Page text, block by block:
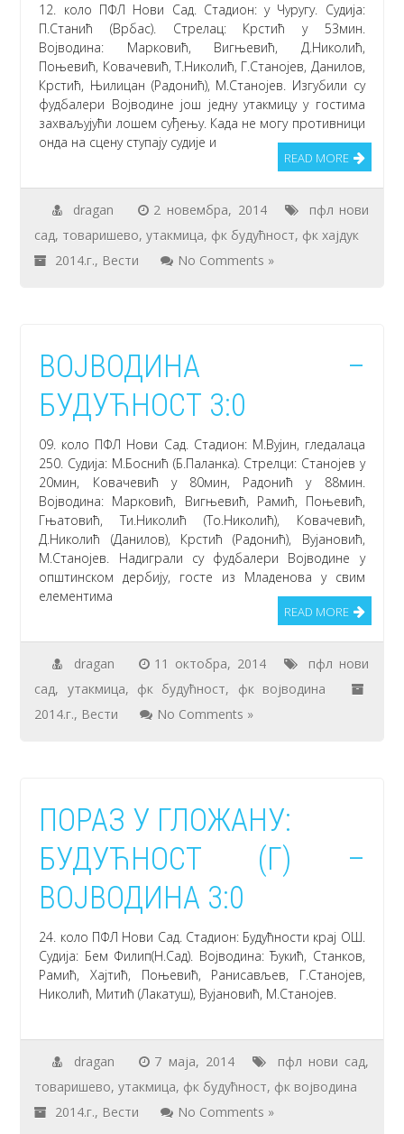
12. коло ПФЛ Нови Сад. Стадион: у Чуругу. Судија:
П.Станић (Врбас). Стрелац: Крстић у 53мин.
Војводина: Марковић, Вигњевић, Д.Николић,
Поњевић, Ковачевић, Т.Николић, Г.Станојев, Данилов,
Крстић, Њилицан (Радонић), М.Станојев. Изгубили су
фудбалери Војводине још једну утакмицу у гостима
захваљујући лошем суђењу. Када не могу противници
онда на сцену ступају судије и
READ MORE
dragan 2 новембра, 2014
пфл нови
сад, товаришево,утакмица, фк будућност, фк хајдук
2014.г., Вести No Comments »
ВОЈВОДИНА –
БУДУЋНОСТ 3:0
09. коло ПФЛ Нови Сад. Стадион: М.Вујин, гледалаца
250. Судија: М.Боснић (Б.Паланка). Стрелци: Станојев у
20мин, Ковачевић у 80мин, Радонић у 88мин.
Војводина: Марковић, Вигњевић, Рамић, Поњевић,
Гњатовић, Ти.Николић (То.Николић), Ковачевић,
Д.Николић (Данилов), Крстић (Радонић), Вујановић,
М.Станојев. Надиграли су фудбалери Војводине у
општинском дербију, госте из Младенова у свим
елементима
READ MORE
dragan 11 октобра, 2014
пфл нови
сад, утакмица, фк будућност, фк војводина
2014.г., Вести No Comments »
ПОРАЗ У ГЛОЖАНУ:
БУДУЋНОСТ (Г) –
ВОЈВОДИНА 3:0
24. коло ПФЛ Нови Сад. Стадион: Будућности крај ОШ.
Судија: Бем Филип(Н.Сад). Војводина: Ђукић, Станков,
Рамић, Хајтић, Поњевић, Ранисављев, Г.Станојев,
Николић, Митић (Лакатуш), Вујановић, М.Станојев.
dragan 7 маја, 2014 пфл нови сад,
товаришево,утакмица, фк будућност, фк војводина
2014.г., Вести No Comments »